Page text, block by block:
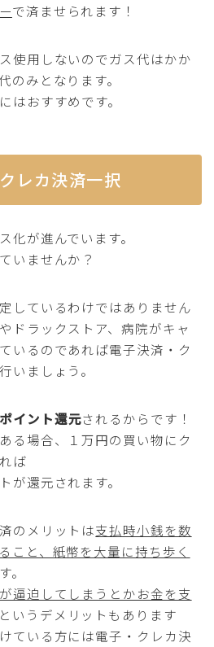
で済ませられます！
使用しないのでガス代はかか
のみとなります。
はおすすめです。
レカ決済一択
化が進んでいます。
いませんか？
しているわけではありません
ドラックストア、病院がキャ
いるのであれば電子決済・ク
いましょう。
ポイント還元されるからです！
る場合、１万円の買い物にク
ば
が還元されます。
のメリットは支払時小銭を数
こと、紙幣を大量に持ち歩く
。
逼迫してしまうとかお金を支
というデメリットもあります
ている方には電子・クレカ決